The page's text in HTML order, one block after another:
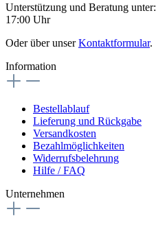
Unterstützung und Beratung unter:
17:00 Uhr
Oder über unserKontaktformular.
Information
Bestellablauf
Lieferung und Rückgabe
Versandkosten
Bezahlmöglichkeiten
Widerrufsbelehrung
Hilfe / FAQ
Unternehmen